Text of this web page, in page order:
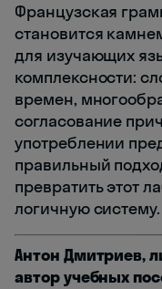
Французская
становится
для изучающих
комплексности:
времен,
согласование
употреблении
правильный
превратить этот
логичную систему.
Антон Дмитриев,
автор учебных